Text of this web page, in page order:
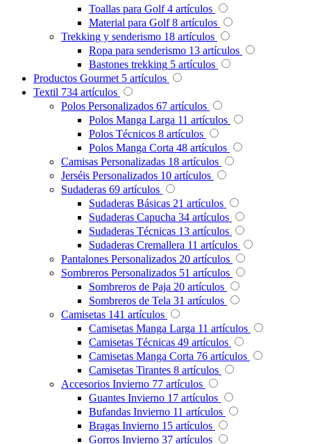
Toallas para Golf 4 artículos
Material para Golf 8 artículos
Trekking y senderismo 18 artículos
Ropa para senderismo 13 artículos
Bastones trekking 5 artículos
Productos Gourmet 5 artículos
Textil 734 artículos
Polos Personalizados 67 artículos
Polos Manga Larga 11 artículos
Polos Técnicos 8 artículos
Polos Manga Corta 48 artículos
Camisas Personalizadas 18 artículos
Jerséis Personalizados 10 artículos
Sudaderas 69 artículos
Sudaderas Básicas 21 artículos
Sudaderas Capucha 34 artículos
Sudaderas Técnicas 13 artículos
Sudaderas Cremallera 11 artículos
Pantalones Personalizados 20 artículos
Sombreros Personalizados 51 artículos
Sombreros de Paja 20 artículos
Sombreros de Tela 31 artículos
Camisetas 141 artículos
Camisetas Manga Larga 11 artículos
Camisetas Técnicas 49 artículos
Camisetas Manga Corta 76 artículos
Camisetas Tirantes 8 artículos
Accesorios Invierno 77 artículos
Guantes Invierno 17 artículos
Bufandas Invierno 11 artículos
Bragas Invierno 15 artículos
Gorros Invierno 37 artículos